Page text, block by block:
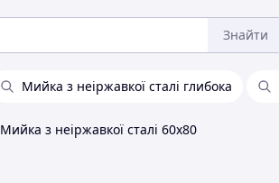
Знайти
Мийка з неіржавкої сталі глибока
Мийка з неіржавкої сталі 60х80